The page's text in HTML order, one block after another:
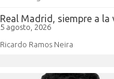
Real Madrid, siempre a la
5 agosto, 2026
Ricardo Ramos Neira